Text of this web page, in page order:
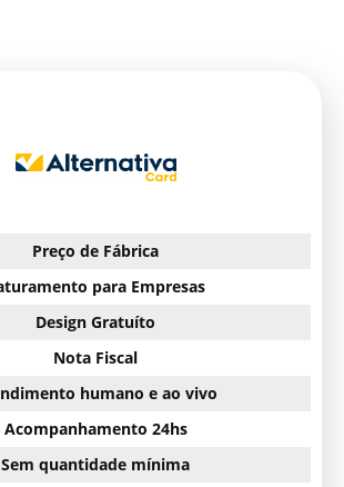
Preço de Fábrica
para Empresas
Design Gratuíto
Nota Fiscal
humano e ao vivo
Acompanhamento 24hs
Sem quantidade mínima